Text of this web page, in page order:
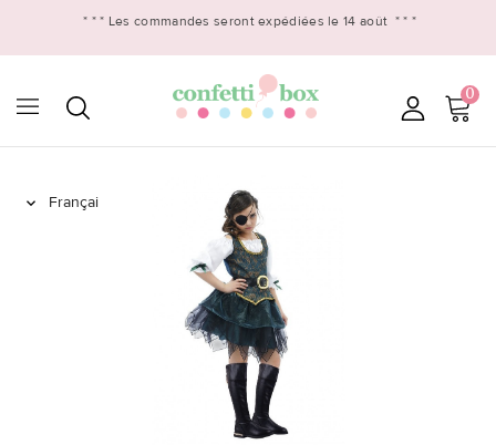
* * * Les commandes seront expédiées le 14 août * * *
0
